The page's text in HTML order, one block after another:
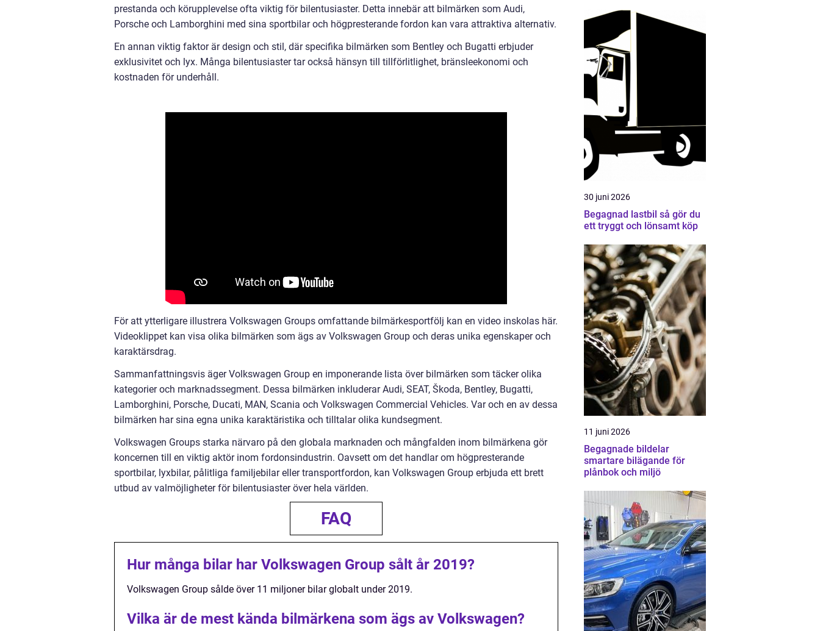
prestanda och körupplevelse ofta viktig för bilentusiaster. Detta innebär att bilmärken som Audi,
Porsche och Lamborghini med sina sportbilar och högpresterande fordon kan vara attraktiva alternativ.
En annan viktig faktor är design och stil, där specifika bilmärken som Bentley och Bugatti erbjuder
exklusivitet och lyx. Många bilentusiaster tar också hänsyn till tillförlitlighet, bränsleekonomi och
kostnaden för underhåll.
För att ytterligare illustrera Volkswagen Groups omfattande bilmärkesportfölj kan en video inskolas här.
Videoklippet kan visa olika bilmärken som ägs av Volkswagen Group och deras unika egenskaper och
karaktärsdrag.
Sammanfattningsvis äger Volkswagen Group en imponerande lista över bilmärken som täcker olika
kategorier och marknadssegment. Dessa bilmärken inkluderar Audi, SEAT, Škoda, Bentley, Bugatti,
Lamborghini, Porsche, Ducati, MAN, Scania och Volkswagen Commercial Vehicles. Var och en av dessa
bilmärken har sina egna unika karaktäristika och tilltalar olika kundsegment.
Volkswagen Groups starka närvaro på den globala marknaden och mångfalden inom bilmärkena gör
koncernen till en viktig aktör inom fordonsindustrin. Oavsett om det handlar om högpresterande
sportbilar, lyxbilar, pålitliga familjebilar eller transportfordon, kan Volkswagen Group erbjuda ett brett
utbud av valmöjligheter för bilentusiaster över hela världen.
FAQ
Hur många bilar har Volkswagen Group sålt år 2019?
Volkswagen Group sålde över 11 miljoner bilar globalt under 2019.
Vilka är de mest kända bilmärkena som ägs av Volkswagen?
30 juni 2026
Begagnad lastbil så gör du
ett tryggt och lönsamt köp
11 juni 2026
Begagnade bildelar
smartare bilägande för
plånbok och miljö